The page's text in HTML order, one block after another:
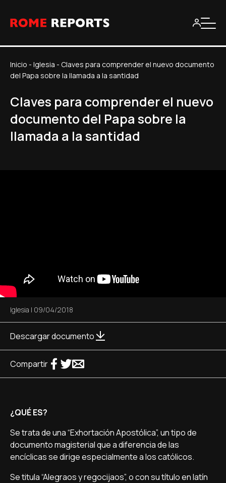
Inicio - Iglesia - Claves para comprender el nuevo documento
del Papa sobre la llamada a la santidad
Claves para comprender el nuevo
documento del Papa sobre la
llamada a la santidad
Iglesia | 09/04/2018
Descargar documento
Compartir
¿QUÉ ES?
Se trata de una “Exhortación Apostólica”, un tipo de
documento magisterial que a diferencia de las
encíclicas se dirige especialmente a los católicos.
Se titula “Alegraos y regocijaos”, o con su título en latín